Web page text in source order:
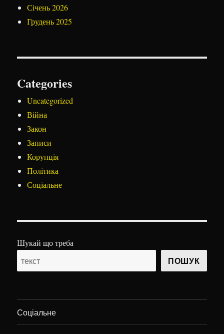
Січень 2026
Грудень 2025
Categories
Uncategorized
Війна
Закон
Записи
Корупція
Політика
Соціальне
Шукай що треба
ПОШУК
Соціальне